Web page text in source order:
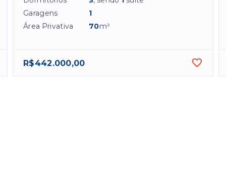
Garagens
1
Área Privativa
70m²
R$442.000,00